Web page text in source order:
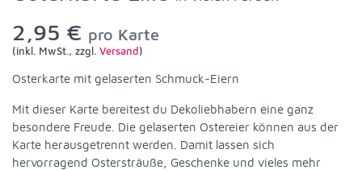
2,95 € pro Karte
(inkl. MwSt., zzgl. Versand)
Osterkarte mit gelaserten Schmuck-Eiern
Mit dieser Karte bereitest du Dekoliebhabern eine ganz
besondere Freude. Die gelaserten Ostereier können aus der
Karte herausgetrennt werden. Damit lassen sich
hervorragend Ostersträuße, Geschenke und vieles mehr